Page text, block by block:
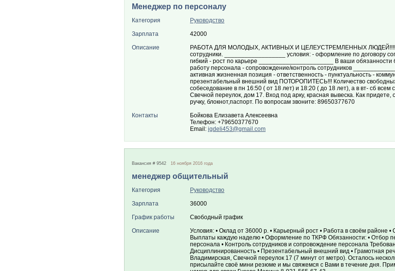
Менеджер по персоналу
Категория
Руководство
Зарплата
42000
Описание
РАБОТА ДЛЯ МОЛОДЫХ, АКТИВНЫХ И ЦЕЛЕУСТРЕМЛЕННЫХ ЛЮДЕЙ!!!!!!!!!
сотрудники. __________________ условия: - оформление по договору
гибкий - рост по карьере ______________________ В ваши обязанности
работу персонала - сопровождение/контроль сотрудников
активная жизненная позиция - ответственность - пунктуальность -
презентабельный внешний вид ПОТОРОПИТЕСЬ!!! Количество
собеседование в пн 16:50 ( от 18 лет) и 18:20 ( до 18 лет), а в вт- сб всем
Свечной переулок, дом 17. Вход под арку, красная вывеска. Как придете,
ручку, блокнот,паспорт. По вопросам звоните: 89650377670
Контакты
Бойкова Елизавета Алексеевна
Телефон: +79650377670
Email: igdeli453@gmail.com
Вакансия # 9542 16 ноября 2016 года
менеджер общительный
Категория
Руководство
Зарплата
36000
График работы
Свободный график
Описание
Условия: • Оклад от 36000 р. • Карьерный рост • Работа в своём районе
Выплаты каждую наделю • Оформление по ТКРФ Обязанности: • Отбор
персонала • Контроль сотрудников и сопровождение персонала
Дисциплинированность • Презентабельный внешний вид • Грамотная
Владимирская, Свечной переулок 17 (7 минут от метро). Осталось
присылайте своё мини резюме и мы свяжемся с Вами в течение дня.